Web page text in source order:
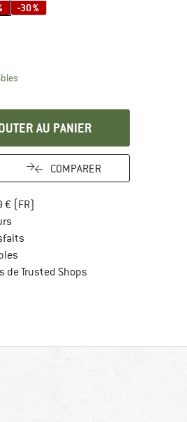
-30 %
Le lien s'ouvre dans une boîte
AU PANIER
COMPARER
€ (FR)
Trouve les informations de
de Trusted ShopsTrouve toutes les